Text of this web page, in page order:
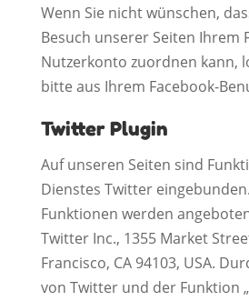
Wenn Sie nicht wünschen,
Besuch unserer Seiten Ihrem
Nutzerkonto zuordnen kann,
bitte aus Ihrem Facebook-
Twitter Plugin
Auf unseren Seiten sind
Dienstes Twitter
Funktionen werden
Twitter Inc., 1355 Market
Francisco, CA 94103, USA.
von Twitter und der Funktion